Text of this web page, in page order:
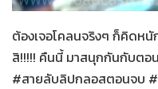
ต้องเจอโคลนจริงๆ ก็คิดห
สิ!!!!! คืนนี้ มาสนุกกันกับตอ
#สายลับลิปกลอสตอนจบ